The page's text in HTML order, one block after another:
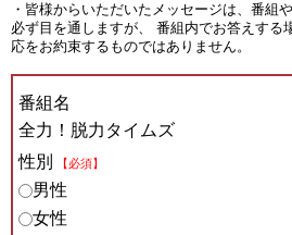
・皆様からいただいたメッセージは、番組
必ず目を通しますが、 番組内でお答えする
応をお約束するものではありません。
番組名
全力！脱力タイムズ
性別
【必須】
男性
女性